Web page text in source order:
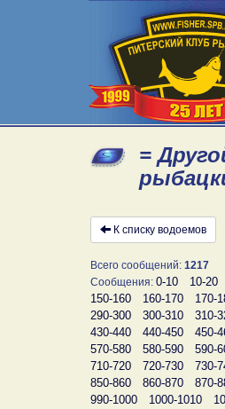
=
К списку водоемов
Всего сообщений: 1217
Сообщения: 0-10 10-20
150-160
160-170 170-
290-300
300-310 310-
430-440
440-450 450-
570-580
580-590 590-
710-720
720-730 730-
850-860
860-870 870-
990-1000
1000-1010